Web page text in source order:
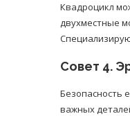
Квадроцикл
двухместные
Совет 4.
Безопасность
важных